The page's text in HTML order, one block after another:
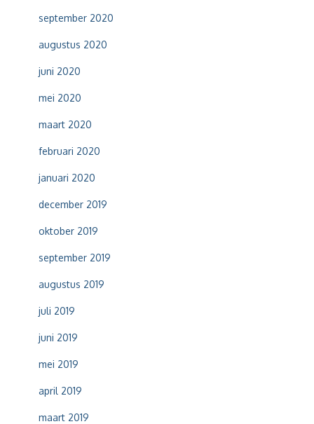
september 2020
augustus 2020
juni 2020
mei 2020
maart 2020
februari 2020
januari 2020
december 2019
oktober 2019
september 2019
augustus 2019
juli 2019
juni 2019
mei 2019
april 2019
maart 2019